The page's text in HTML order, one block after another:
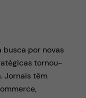
busca por novas
tornou-
Jornais têm